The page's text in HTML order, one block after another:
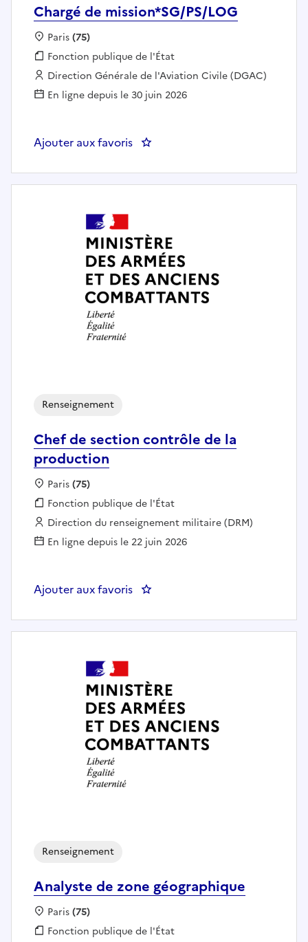
Chargé de mission*SG/PS/LOG
Localisation :
Paris(75)
Fonction publique :
Fonction publique de l'État
Employeur :
Direction Générale de l'Aviation Civile (DGAC)
En ligne depuis le 30 juin 2026
Ajouter aux favoris : Chargé de mission*SG/PS/LOG
Chef de section contrôle de la
production
Renseignement
Localisation :
Paris(75)
Fonction publique :
Fonction publique de l'État
Employeur :
Direction du renseignement militaire (DRM)
En ligne depuis le 22 juin 2026
Ajouter aux favoris : Chef de section contrôle de
Analyste de zone géographique
Renseignement
Localisation :
Paris(75)
Fonction publique :
Fonction publique de l'État